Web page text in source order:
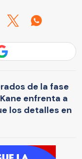
de la fase
enfrenta a
los detalles en